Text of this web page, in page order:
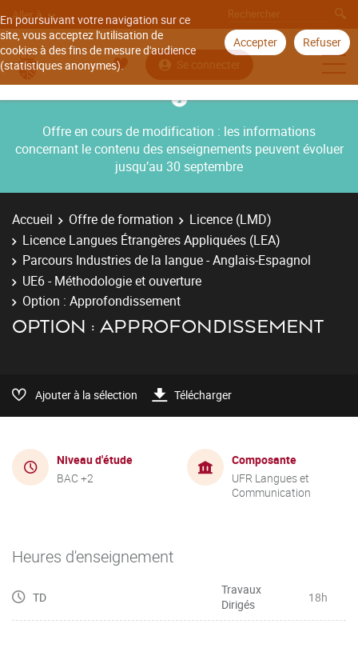
En poursuivant votre navigation sur ce
site, vous acceptez l'utilisation de
cookies à des fins de mesure d'audience
(statistiques anonymes).
Accepter Refuser
Aller à
Se connecter
Offre en cours de modification : les informations
concernant le contenu des enseignements peuvent évoluer
jusqu’au 30 septembre
Accueil Offre de formation
Licence (LMD)
Licence Langues Étrangères Appliquées (LEA)
Parcours Industries de la langue - Anglais-Espagnol
UE6 - Méthodologie et ouverture
Option : Approfondissement
OPTION : APPROFONDISSEMENT
Ajouter à la sélection Télécharger
Niveau d'étude
BAC +2
Composante
UFR Langues et
Communication
Heures d'enseignement
TD
Travaux
Dirigés
18h